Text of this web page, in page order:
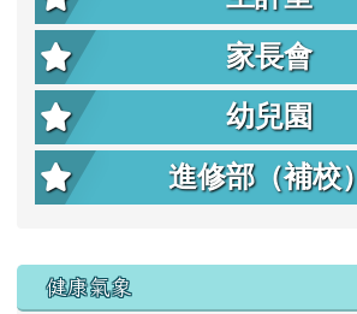
家長會
幼兒園
進修部（補校）
右邊區域內容
健康氣象